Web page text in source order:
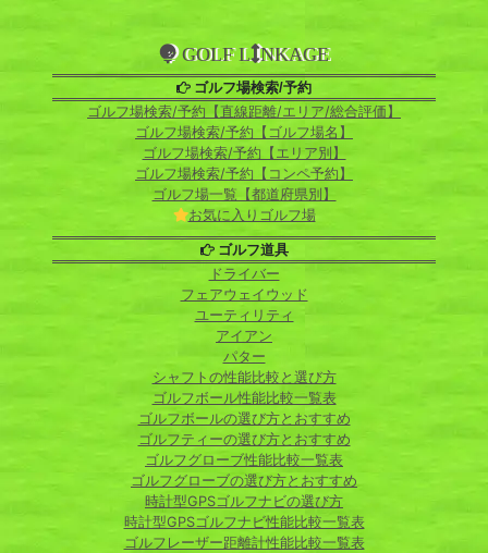
GOLF L NKAGE
ゴルフ場検索/予約
ゴルフ場検索/予約【直線距離/エリア/総合評価】
ゴルフ場検索/予約【ゴルフ場名】
ゴルフ場検索/予約【エリア別】
ゴルフ場検索/予約【コンペ予約】
ゴルフ場一覧【都道府県別】
お気に入りゴルフ場
ゴルフ道具
ドライバー
フェアウェイウッド
ユーティリティ
アイアン
パター
シャフトの性能比較と選び方
ゴルフボール性能比較一覧表
ゴルフボールの選び方とおすすめ
ゴルフティーの選び方とおすすめ
ゴルフグローブ性能比較一覧表
ゴルフグローブの選び方とおすすめ
時計型GPSゴルフナビの選び方
時計型GPSゴルフナビ性能比較一覧表
ゴルフレーザー距離計性能比較一覧表